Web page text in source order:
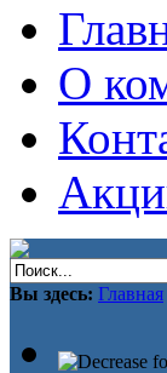
О
Вы здесь: Главная